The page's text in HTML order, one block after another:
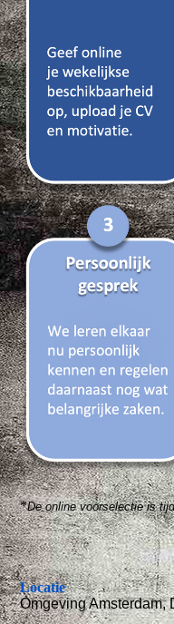
*De online voorselectie is
Locatie
Omgeving Amsterdam,